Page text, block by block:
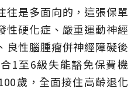
往是多面向的，這張保單
性硬化症、嚴重運動神經
良性腦腫瘤併神經障礙後
1至6級失能豁免保費機
歲，全面接住高齡退化